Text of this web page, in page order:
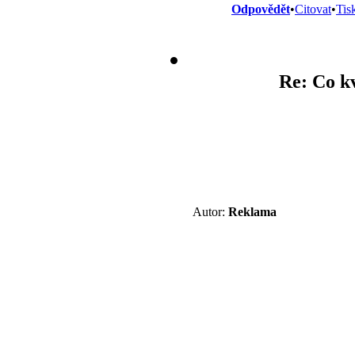
Odpovědět•Citovat•
Autor: Reklama
Re: Co